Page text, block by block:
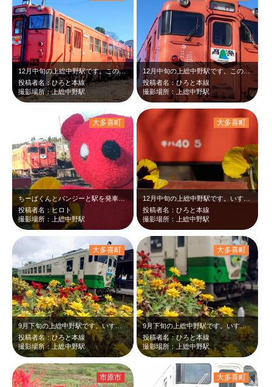
12月中旬の上総中野駅です。この日は急行キハ40運行の最終日で、五井行きに鶴峰…
投稿者名：ひろと本線
撮影場所：上総中野駅
12月中旬の上総中野駅です。この日は急行キハ40が運行する最終日で、高滝のヘッ…
投稿者名：ひろと本線
撮影場所：上総中野駅
ちーばくんとパンジーと駅を発車した急行キハ40のスリーショットを撮りました♡
投稿者名：ヒロト
撮影場所：上総中野駅
大多喜町
12月中旬の上総中野駅です。いすみ鉄道のホームに綺麗なパンジーが咲いていました…
投稿者名：ひろと本線
撮影場所：上総中野駅
大多喜町
9月下旬の上総中野駅です。いすみ鉄道のホームに綺麗なマリーゴールドが咲いていた…
投稿者名：ひろと本線
撮影場所：上総中野駅
大多喜町
9月下旬の上総中野駅です。いすみ鉄道のホームにマリーゴールドが咲いていたので、…
投稿者名：ひろと本線
撮影場所：上総中野駅
大多喜町
市原市 大多喜町